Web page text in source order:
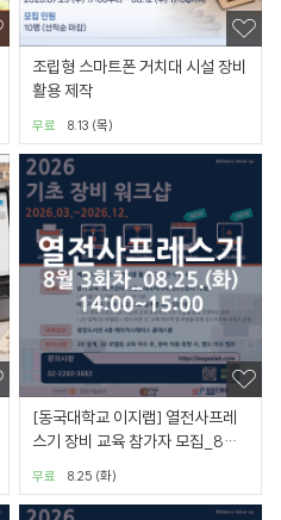
조립형 스마트폰 거치대 시설 장비
활용 제작
8.13 (목)
무료
[동국대학교 이지랩] 열전사프레
스기 장비 교육 참가자 모집_8월
3회차_08.25.(화)
8.25 (화)
무료